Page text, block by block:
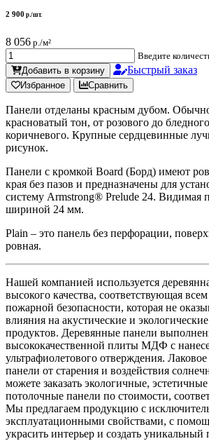
2 900 р./шт.
8 056 р./м²
Введите
Добавить в корзину
Быстрый заказ
Избранное Сравнить
Панели отделаны красным дубом.
красноватый тон, от розового до
коричневого. Крупные сердцевинные
рисунок.
Панели с кромкой Board (Борд) имеют
края без пазов и предназначены для
систему Armstrong® Prelude 24. Видимая
шириной 24 мм.
Plain – это панель без перфорации,
ровная.
Нашей компанией используется
высокого качества, соответствующая
пожарной безопасности, которая не
влияния на акустические и
продуктов. Деревянные панели
высококачественной плиты МДФ с
ультрафиолетового отверждения.
панели от старения и воздействия
можете заказать экологичные,
потолочные панели по стоимости,
Мы предлагаем продукцию с
эксплуатационными свойствами, с
украсить интерьер и создать уникальный